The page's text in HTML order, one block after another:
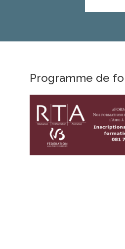
de
Programme de